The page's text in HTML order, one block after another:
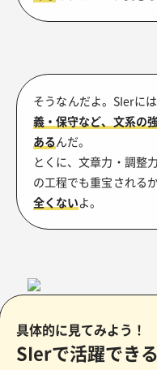
そうなんだよ。SIerに
義・保守など、文系の
あるんだ。
とくに、文章力・調整
の工程でも重宝される
全くないよ。
具体的に見てみよう！
SIerで活躍できる